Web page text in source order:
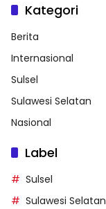
Kategori
Berita
Internasional
Sulsel
Sulawesi Selatan
Nasional
Label
Sulsel
Sulawesi Selatan